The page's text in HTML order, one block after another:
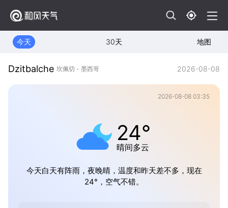
今天 30天 地图
Dzitbalche 坎佩切 - 墨西哥 2026-08-08
2026-08-08 03:35
24°
晴间多云
今天白天有阵雨，夜晚晴，温度和昨天差不多，现在
24°，空气不错。